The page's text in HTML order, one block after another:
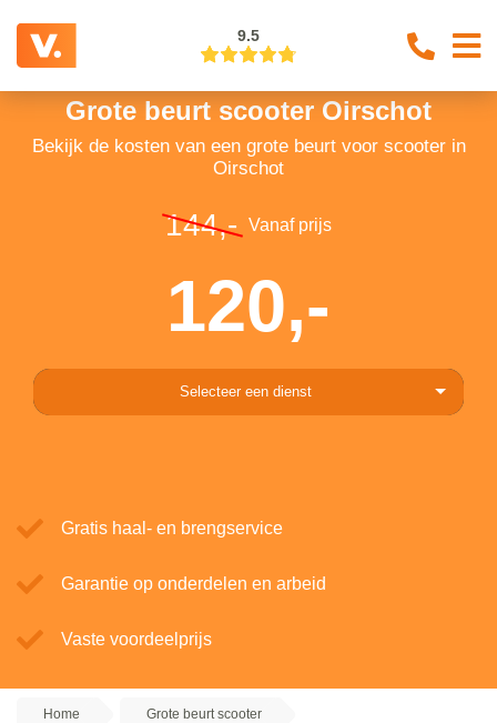
9.5
Grote beurt scooter Oirschot
Bekijk de kosten van een grote beurt voor scooter in
Oirschot
144,- Vanaf prijs
120,-
Selecteer een dienst
Gratis haal- en brengservice
Garantie op onderdelen en arbeid
Vaste voordeelprijs
Home Grote beurt scooter